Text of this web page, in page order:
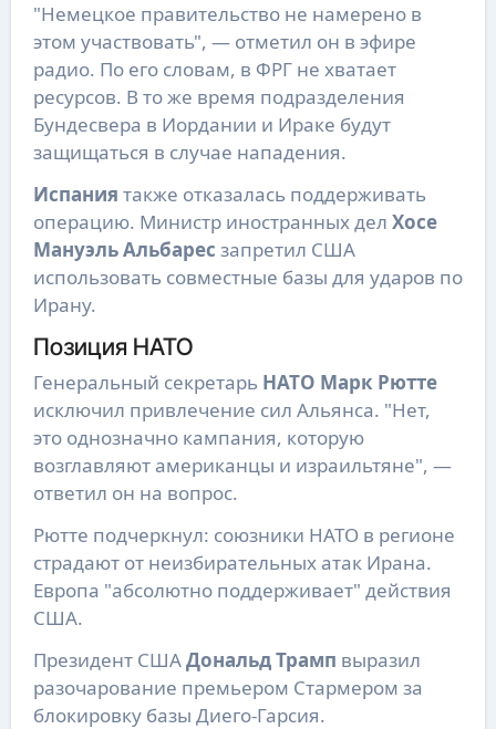
"Немецкое правительство не намерено в
этом участвовать", — отметил он в эфире
радио. По его словам, в ФРГ не хватает
ресурсов. В то же время подразделения
Бундесвера в Иордании и Ираке будут
защищаться в случае нападения.
Испания также отказалась поддерживать
операцию. Министр иностранных дел Хосе
Мануэль Альбарес запретил США
использовать совместные базы для ударов по
Ирану.
Позиция НАТО
Генеральный секретарь НАТО Марк Рютте
исключил привлечение сил Альянса. "Нет,
это однозначно кампания, которую
возглавляют американцы и израильтяне", —
ответил он на вопрос.
Рютте подчеркнул: союзники НАТО в регионе
страдают от неизбирательных атак Ирана.
Европа "абсолютно поддерживает" действия
США.
Президент СШАДональд Трамп выразил
разочарование премьером Стармером за
блокировку базы Диего-Гарсия.